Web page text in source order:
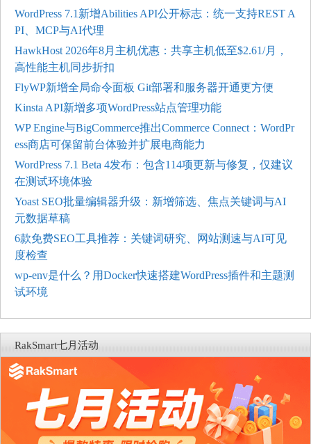
WordPress 7.1新增Abilities API公开标志：统一支持REST A
PI、MCP与AI代理
HawkHost 2026年8月主机优惠：共享主机低至$2.61/月，
高性能主机同步折扣
FlyWP新增全局命令面板 Git部署和服务器开通更方便
Kinsta API新增多项WordPress站点管理功能
WP Engine与BigCommerce推出Commerce Connect：WordPr
ess商店可保留前台体验并扩展电商能力
WordPress 7.1 Beta 4发布：包含114项更新与修复，仅建议
在测试环境体验
Yoast SEO批量编辑器升级：新增筛选、焦点关键词与AI
元数据草稿
6款免费SEO工具推荐：关键词研究、网站测速与AI可见
度检查
wp-env是什么？用Docker快速搭建WordPress插件和主题测
试环境
RakSmart七月活动